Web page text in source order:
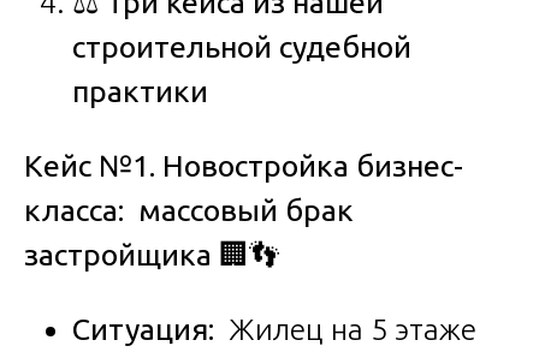
строительной судебной
практики
Кейс №1. Новостройка бизнес-
класса: массовый брак
застройщика 🏢👣
Ситуация: Жилец на 5 этаже